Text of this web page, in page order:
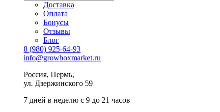
Доставка
Оплата
Бонусы
Отзывы
Блог
8 (980) 925-64-93
info@growboxmarket.ru
Россия, Пермь,
ул. Дзержинского 59
7 дней в неделю с 9 до 21 часов